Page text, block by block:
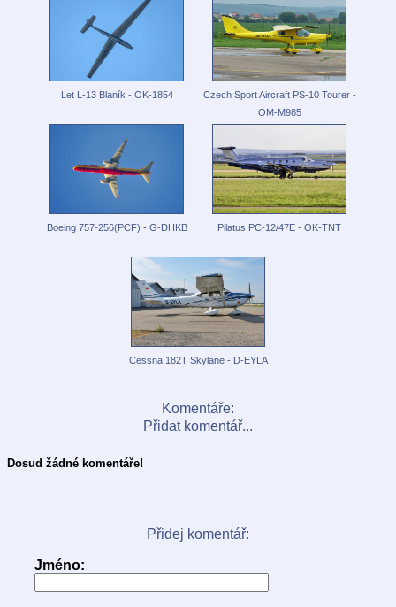
Let L-13 Blaník - OK-1854
Czech Sport Aircraft PS-10 Tourer -
OM-M985
Boeing 757-256(PCF) - G-DHKB Pilatus PC-12/47E - OK-TNT
Cessna 182T Skylane - D-EYLA
Komentáře:
Přidat komentář...
Dosud žádné komentáře!
Přidej komentář:
Jméno: